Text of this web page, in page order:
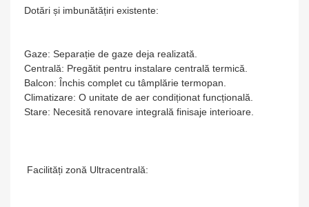
Dotări și imbunătățiri existente:
Gaze: Separație de gaze deja realizată.
Centrală: Pregătit pentru instalare centrală termică.
Balcon: Închis complet cu tâmplărie termopan.
Climatizare: O unitate de aer condiționat funcțională.
Stare: Necesită renovare integrală finisaje interioare.
Facilități zonă Ultracentrală: